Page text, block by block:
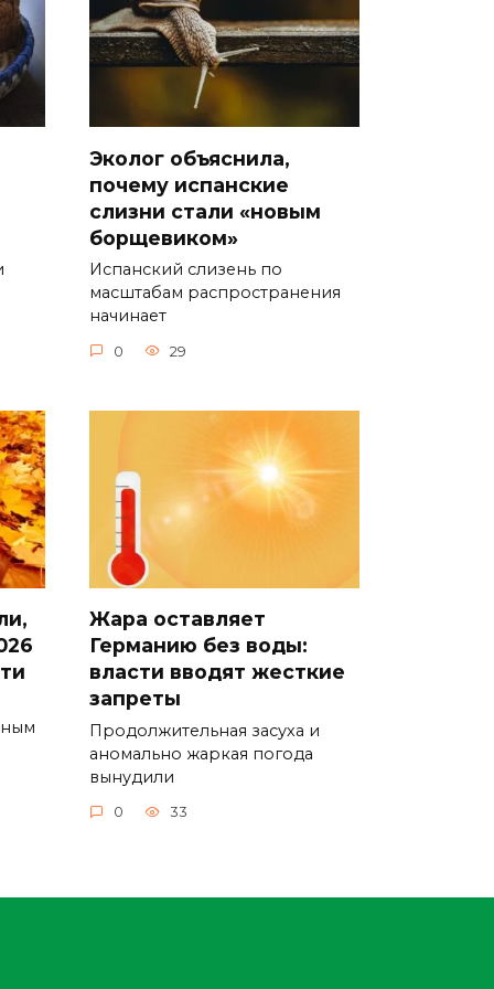
Эколог объяснила,
почему испанские
слизни стали «новым
борщевиком»
Испанский слизень по
масштабам распространения
начинает
0 29
Жара оставляет
Германию без воды:
власти вводят жесткие
запреты
Продолжительная засуха и
аномально жаркая погода
вынудили
0 33